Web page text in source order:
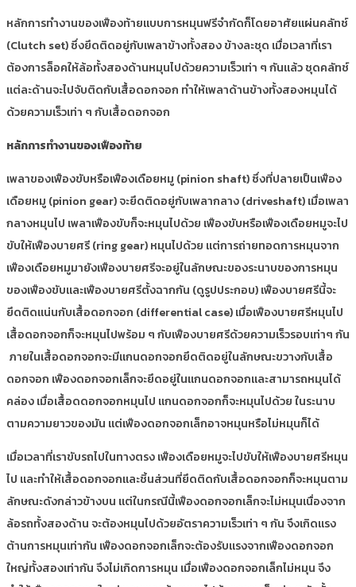
หลักการทำงานของเฟืองท้ายแบบการหมุนฟรีจำกัดก็โดยอาศัยแผ่นคลัทช์
(Clutch set) ซึ่งยึดติดอยู่กับเพลาข้างทั้งสอง ข้างละชุด เมื่อเวลาที่เรา
ต้องการล็อคให้ล้อทั้งสองด้านหมุนไปด้วยความเร็วเท่า ๆ กันแล้ว ชุดคลัทช์
แต่ละด้านจะไปจับติดกับเสื้อดอกจอก ทำให้เพลาด้านข้างทั้งสองหมุนได้
ด้วยความเร็วเท่า ๆ กับเสื้อดอกจอก
หลักการทำงานของเฟืองท้าย
เพลาของเฟืองขับหรือเฟืองเดือยหมู (pinion shaft) ซึ่งที่ปลายเป็นเฟือง
เดือยหมู (pinion gear) จะยึดติดอยู่กับเพลากลาง (driveshaft) เมื่อเพลา
กลางหมุนไป เพลาเฟืองขับก็จะหมุนไปด้วย เฟืองขับหรือเฟืองเดือยหมูจะไป
ขับให้เฟืองบายศรี (ring gear) หมุนไปด้วย แต่การถ่ายทอดการหมุนจาก
เฟืองเดือยหมูมายังเฟืองบายศรีจะอยู่ในลักษณะของระนาบของการหมุน
ของเฟืองขับและเฟืองบายศรีตั้งฉากกัน (ดูรูปประกอบ) เฟืองบายศรีนี้จะ
ยึดติดแน่นกับเสื้อดอกจอก (differential case) เมื่อเฟืองบายศรีหมุนไป
เสื้อดอกจอกก็จะหมุนไปพร้อม ๆ กับเฟืองบายศรีด้วยความเร็วรอบเท่าๆ กัน
ภายในเสื้อดอกจอกจะมีแกนดอกจอกยึดติดอยู่ในลักษณะขวางกับเสื้อ
ดอกจอก เฟืองดอกจอกเล็กจะยึดอยู่ในแกนดอกจอกและสามารถหมุนได้
คล่อง เมื่อเสื้อดดอกจอกหมุนไป แกนดอกจอกก็จะหมุนไปด้วย ในระนาบ
ตามความยาวของมัน แต่เฟืองดอกจอกเล็กอาจหมุนหรือไม่หมุนก็ได้
เมื่อเวลาที่เราขับรถไปในทางตรง เฟืองเดือยหมูจะไปขับให้เฟืองบายศรีหมุน
ไป และทำให้เสื้อดอกจอกและชิ้นส่วนที่ยึดติดกับเสื้อดอกจอกก็จะหมุนตาม
ลักษณะดังกล่าวข้างบน แต่ในกรณีนี้เฟืองดอกจอกเล็กจะไม่หมุนเนื่องจาก
ล้อรถทั้งสองด้าน จะต้องหมุนไปด้วยอัตราความเร็วเท่า ๆ กัน จึงเกิดแรง
ต้านการหมุนเท่ากัน เฟืองดอกจอกเล็กจะต้องรับแรงจากเฟืองดอกจอก
ใหญ่ทั้งสองเท่ากัน จึงไม่เกิดการหมุน เมื่อเฟืองดอกจอกเล็กไม่หมุน จึง